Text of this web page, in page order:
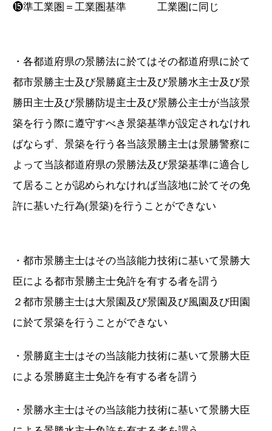
⓯準工業圏＝工業圏基準 工業圏に同じ
・各都道府県の景勝法に於てはその都道府県に於て
都市景勝主士及び景勝庭主士及び景勝水主士及び景
勝田主士及び景勝防堤主士及び景勝公主士が当該景
築を行う際に遵守すべき景築基準が設定されなけれ
ばならず、景築を行う各当該景勝主士は景勝警察に
よって当該都道府県の景勝法及び景築基準に適合し
て居ることが認められなければ当該地に於てその免
許に基いた行為(景築)を行うことができない
・都市景勝主士はその当該能力技術に基いて景勝大
臣による都市景勝主士免許を有する者を謂う
２都市景勝主士は大景園及び景園及び風園及び田園
に於て景築を行うことができない
・景勝庭主士はその当該能力技術に基いて景勝大臣
による景勝庭主士免許を有する者を謂う
・景勝水主士はその当該能力技術に基いて景勝大臣